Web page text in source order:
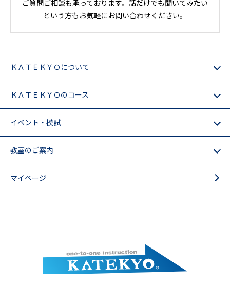
ご質問ご相談も承っております。話だけでも聞いてみたい
という方もお気軽にお問い合わせください。
ＫＡＴＥＫＹＯについて
ＫＡＴＥＫＹＯのコース
イベント・模試
教室のご案内
マイページ